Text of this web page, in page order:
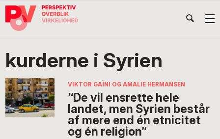
Gå
direkte
navigation
Skip
indhold
Gå
direkte
POV
International
kurderne i Syrien
VIKTOR GAÏNI OG AMALIE HERMANSEN
“De vil ensrette hele
landet, men Syrien består
af mere end én etnicitet
og én religion”